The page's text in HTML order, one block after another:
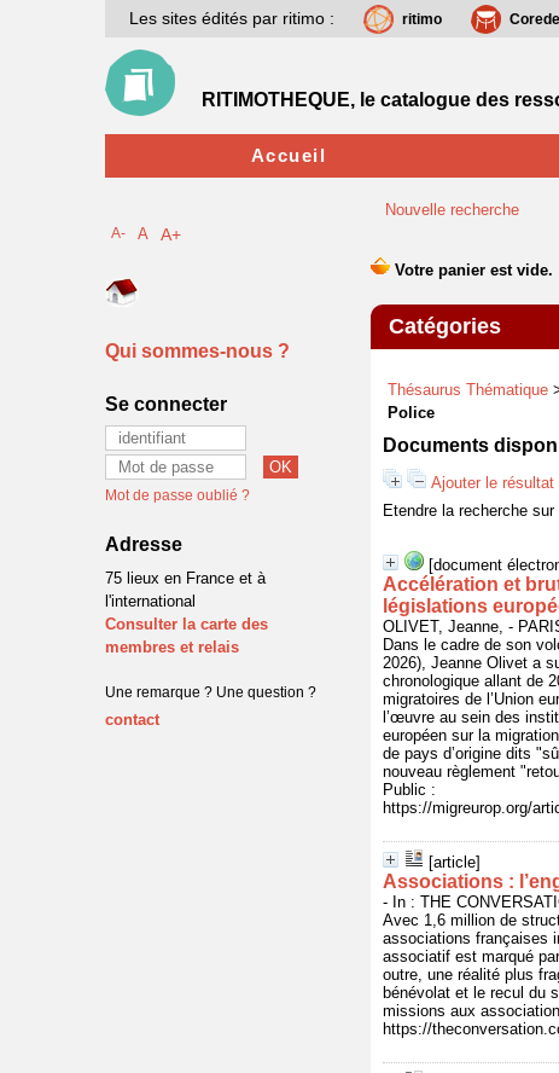
Nouvelle recherche
Catégories
Thésaurus Thématique
Police
Documents
Ajouter le
Etendre la recherche sur
[document
Accélération et
législations
OLIVET, Jeanne, -
Dans le cadre de son
2026), Jeanne Olivet a
chronologique allant de
migratoires de l’Union
l’œuvre au sein des
européen sur la
de pays d’origine dits
nouveau règlement
Public :
https://migreurop.org/
[article]
Associations :
- In : THE
Avec 1,6 million de
associations françaises
associatif est marqué
outre, une réalité plus
bénévolat et le recul du
missions aux
https://
Les sites édités par ritimo : ritimo
RITIMOTHEQUE, le catalogue des
Accueil
A- A A+
Qui sommes-nous ?
Se connecter
Mot de passe oublié ?
Adresse
75 lieux en France et à
l'international
Consulter la carte des
membres et relais
Une remarque ? Une question ?
contact